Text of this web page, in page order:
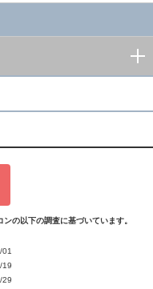
の以下の調査に基づいています。
19
29